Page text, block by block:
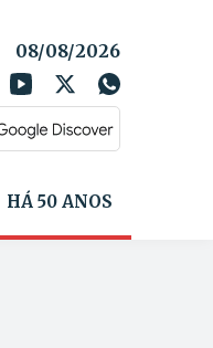
08/08/2026
HÁ 50 ANOS